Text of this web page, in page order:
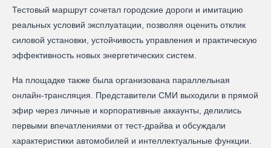
Тестовый маршрут сочетал городские дороги и имитацию
реальных условий эксплуатации, позволяя оценить отклик
силовой установки, устойчивость управления и практическую
эффективность новых энергетических систем.
На площадке также была организована параллельная
онлайн-трансляция. Представители СМИ выходили в прямой
эфир через личные и корпоративные аккаунты, делились
первыми впечатлениями от тест-драйва и обсуждали
характеристики автомобилей и интеллектуальные функции.